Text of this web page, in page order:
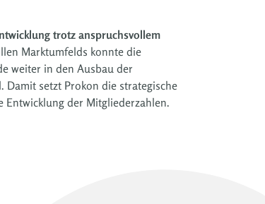
trotz anspruchsvollem
Marktumfelds konnte die
weiter in den Ausbau der
setzt Prokon die strategische
der Mitgliederzahlen.